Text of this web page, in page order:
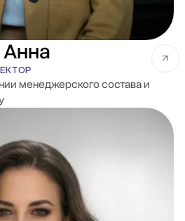
менеджерского состава и